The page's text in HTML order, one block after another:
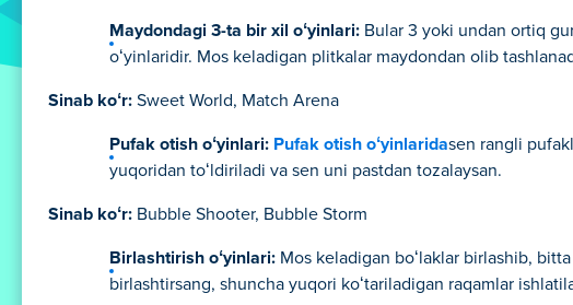
Maydondagi 3-ta bir xil oʻyinlari: Bular 3 yoki undan ortiq
oʻyinlaridir. Mos keladigan plitkalar maydondan olib
Sinab koʻr: Sweet World, Match Arena
Pufak otish oʻyinlari: Pufak otish oʻyinlaridasen rangli
yuqoridan toʻldiriladi va sen uni pastdan tozalaysan.
Sinab koʻr: Bubble Shooter, Bubble Storm
Birlashtirish oʻyinlari: Mos keladigan boʻlaklar birlashib,
birlashtirsang, shuncha yuqori koʻtariladigan raqamlar